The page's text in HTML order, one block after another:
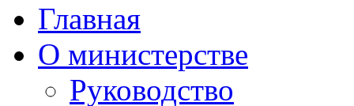
Главная
О министерстве
Руководство